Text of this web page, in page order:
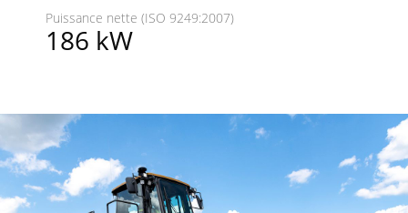
Puissance nette (ISO 9249:2007)
186 kW